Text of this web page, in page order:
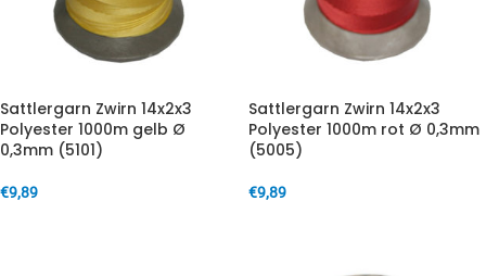
Sattlergarn Zwirn 14x2x3
Polyester 1000m gelb Ø
0,3mm (5101)
€9,89
Sattlergarn Zwirn 14x2x3
Polyester 1000m rot Ø 0,3mm
(5005)
€9,89